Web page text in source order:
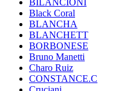
BILANCIONI
Black Coral
BLANCHA
BLANCHETT
BORBONESE
Bruno Manetti
Charo Ruiz
CONSTANCE.C